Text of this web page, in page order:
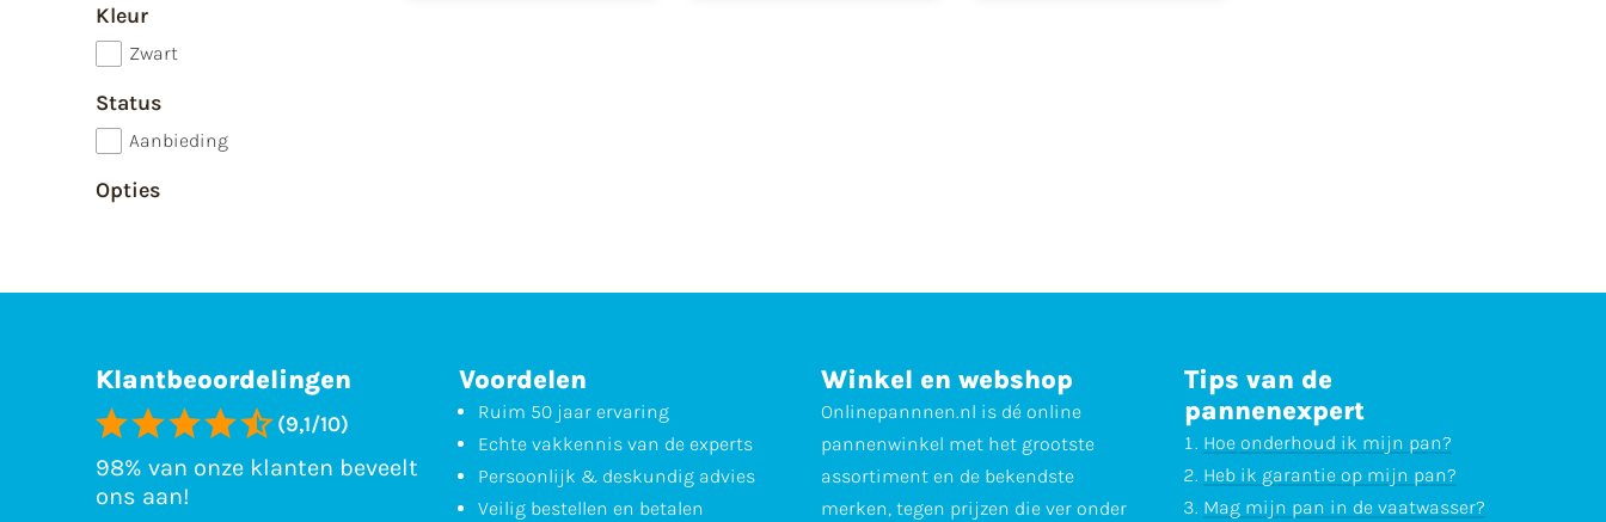
Kleur
Zwart
Status
Aanbieding
Opties
Klantbeoordelingen
(9,1/10)
98% van onze klanten beveelt
ons aan!
Voordelen
Ruim 50 jaar ervaring
Echte vakkennis van de experts
Persoonlijk & deskundig advies
Veilig bestellen en betalen
Winkel en webshop
Onlinepannnen.nl is dé online
pannenwinkel met het grootste
assortiment en de bekendste
merken, tegen prijzen die ver onder
Tips van de
pannenexpert
Hoe onderhoud ik mijn pan?
Heb ik garantie op mijn pan?
Mag mijn pan in de vaatwasser?